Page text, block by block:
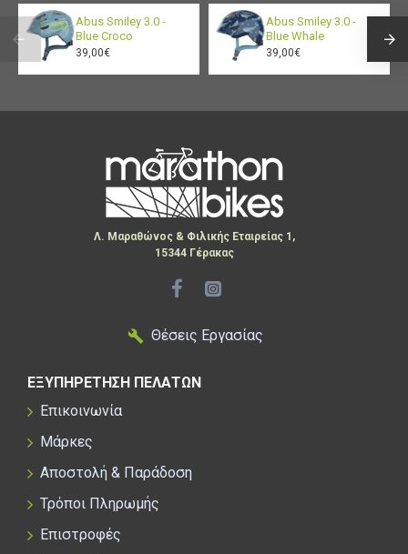
Abus Smiley 3.0 -
Blue Croco
39,00€
Abus Smiley 3.0 -
Blue Whale
39,00€
Λ. Μαραθώνος & Φιλικής Εταιρείας 1,
15344 Γέρακας
Θέσεις Εργασίας
ΕΞΥΠΗΡΕΤΗΣΗ ΠΕΛΑΤΩΝ
Επικοινωνία
Μάρκες
Αποστολή & Παράδοση
Τρόποι Πληρωμής
Επιστροφές